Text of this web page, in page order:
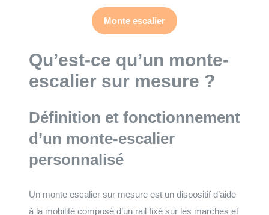
Monte escalier
Qu’est-ce qu’un monte-
escalier sur mesure ?
Définition et fonctionnement
d’un monte-escalier
personnalisé
Un monte escalier sur mesure est un dispositif d’aide
à la mobilité composé d’un rail fixé sur les marches et